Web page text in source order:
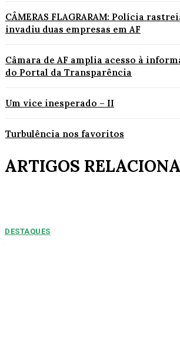
CÂMERAS FLAGRARAM: Polícia
invadiu duas empresas em AF
Câmara de AF amplia acesso à
do Portal da Transparência
Um vice inesperado – II
Turbulência nos favoritos
ARTIGOS
DESTAQUES